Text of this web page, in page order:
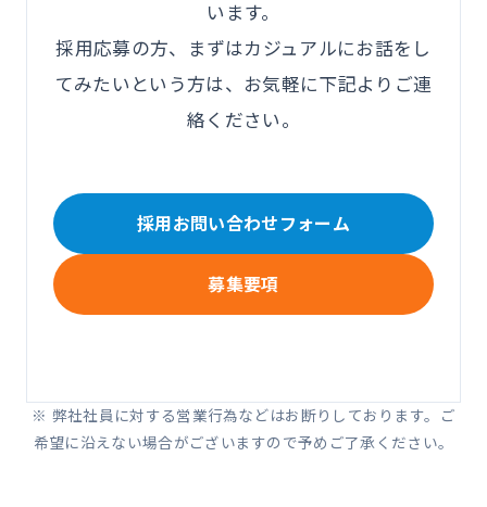
います。
採用応募の方、まずはカジュアルにお話をし
てみたいという方は、お気軽に下記よりご連
絡ください。
採用お問い合わせフォーム
募集要項
※ 弊社社員に対する営業行為などはお断りしております。ご
希望に沿えない場合がございますので予めご了承ください。